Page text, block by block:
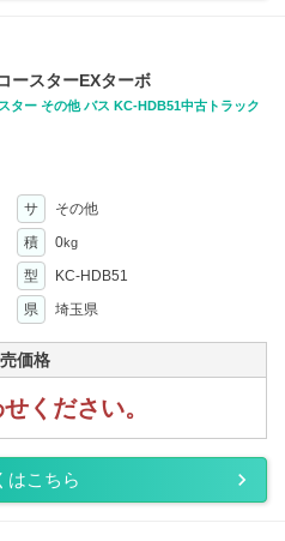
ースターEXターボ
ター その他 バス KC-HDB51中古トラック
サ
その他
積 0kg
型
KC-HDB51
県 埼玉県
価格
ください。
はこちら